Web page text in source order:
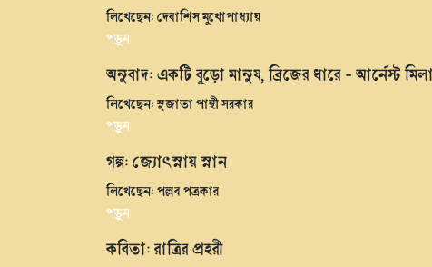
লিখেছেন: দেবাশিস মুখোপাধ্যায়
পড়ুন
অনুবাদ: একটি বুড়ো মানুষ, ব্রিজের ধারে - আর্নেস্ট
লিখেছেন: সুজাতা পান্থী সরকার
পড়ুন
গল্প: জ্যোৎস্নায় স্নান
লিখেছেন: পল্লব পত্রকার
পড়ুন
কবিতা: রাত্রির প্রহরী